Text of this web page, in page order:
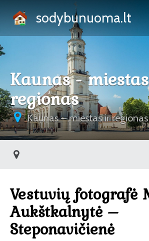
sodybunuoma.lt
Kaunas -
regionas
Kaunas – miestas ir regionas
Vestuvių fotografė
Aukštkalnytė –
Steponavičienė